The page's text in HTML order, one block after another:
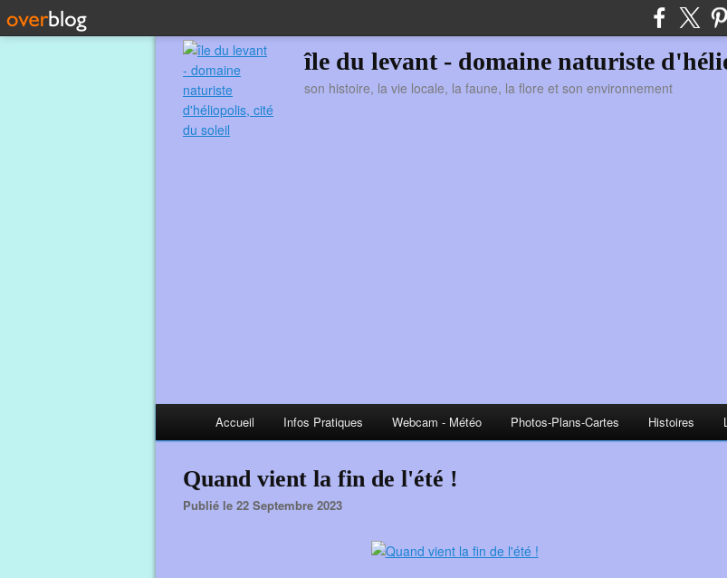
île du levant - domaine naturiste
son histoire, la vie locale, la faune, la flore et son environnement
Accueil Infos Pratiques Webcam - Météo Photos-Plans-Cartes Histoires
Quand vient la fin de l'été !
Publié le 22 Septembre 2023